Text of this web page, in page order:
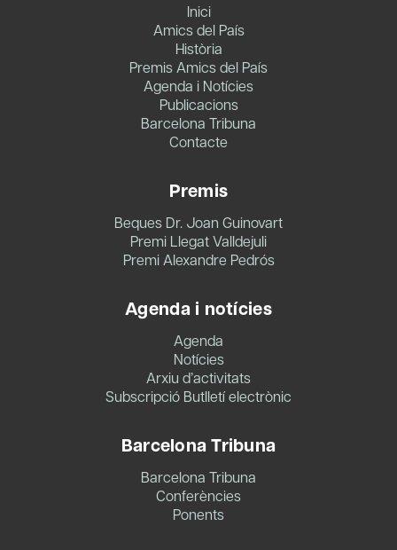
Inici
Amics del País
Història
Premis Amics del País
Agenda i Notícies
Publicacions
Barcelona Tribuna
Contacte
Premis
Beques Dr. Joan Guinovart
Premi Llegat Valldejuli
Premi Alexandre Pedrós
Agenda i notícies
Agenda
Notícies
Arxiu d’activitats
Subscripció Butlletí electrònic
Barcelona Tribuna
Barcelona Tribuna
Conferències
Ponents